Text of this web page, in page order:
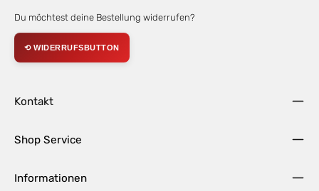
Du möchtest deine Bestellung widerrufen?
⟲ WIDERRUFSBUTTON
Kontakt
Shop Service
Informationen